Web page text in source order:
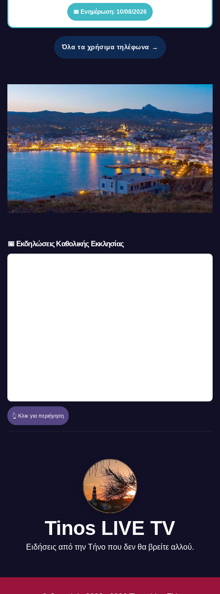
📅 Ενημέρωση: 10/08/2026
Όλα τα χρήσιμα τηλέφωνα →
📅 Εκδηλώσεις Καθολικής Εκκλησίας
👆 Κλικ για περιήγηση
Tinos LIVE TV
Ειδήσεις από την Τήνο που δεν θα βρείτε αλλού.